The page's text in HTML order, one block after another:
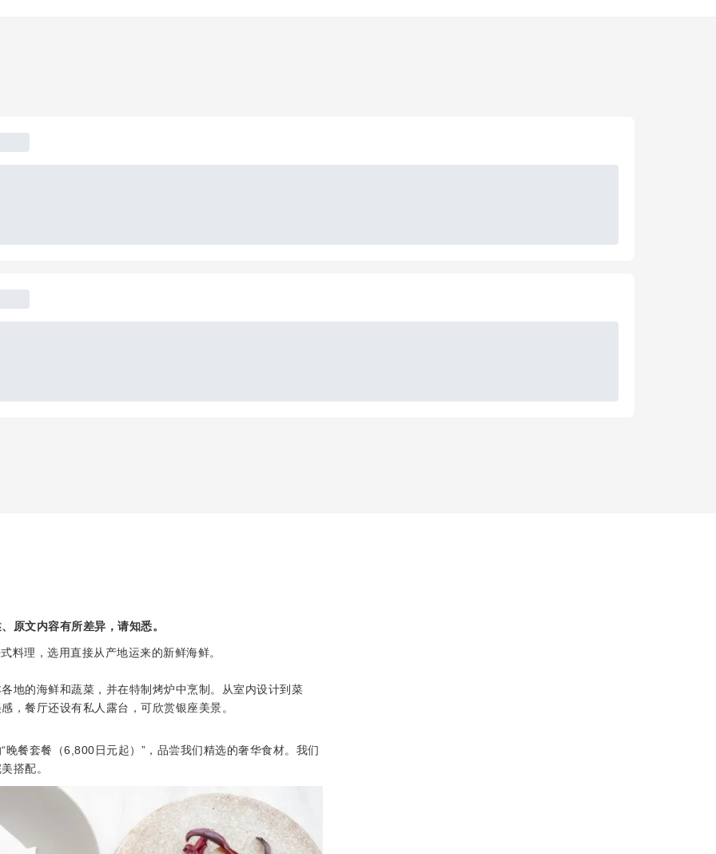
原文内容有所差异，请知悉。
理，选用直接从产地运来的新鲜海鲜。
地的海鲜和蔬菜，并在特制烤炉中烹制。从室内设计到菜
，餐厅还设有私人露台，可欣赏银座美景。
餐套餐（6,​​800日元起）”，品尝我们精选的奢华食材。我们
搭配。